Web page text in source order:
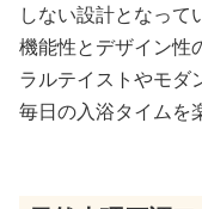
しない設計となって
機能性とデザイン性
ラルテイストやモダ
毎日の入浴タイムを